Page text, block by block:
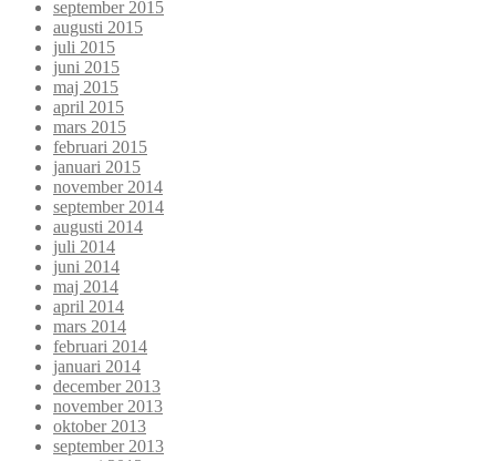
september 2015
augusti 2015
juli 2015
juni 2015
maj 2015
april 2015
mars 2015
februari 2015
januari 2015
november 2014
september 2014
augusti 2014
juli 2014
juni 2014
maj 2014
april 2014
mars 2014
februari 2014
januari 2014
december 2013
november 2013
oktober 2013
september 2013